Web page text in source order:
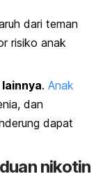
dari teman
risiko anak
. Anak
dan
dapat
nikotin